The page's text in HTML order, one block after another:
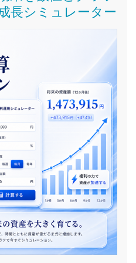
長シミュレーター